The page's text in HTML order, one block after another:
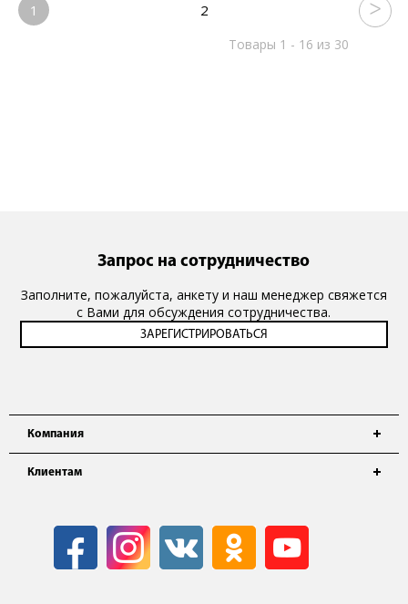
1 2
Товары 1 - 16 из 30
Компания
Клиентам
Запрос на сотрудничество
Заполните, пожалуйста, анкету и наш менеджер свяжется
с Вами для обсуждения сотрудничества.